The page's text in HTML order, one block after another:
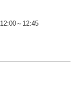
12:00～12:45